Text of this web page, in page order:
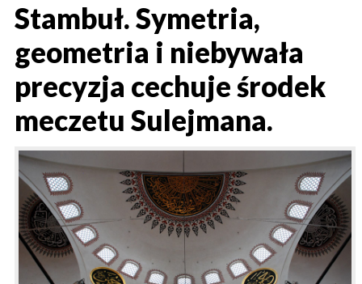
Stambuł. Symetria,
geometria i niebywała
precyzja cechuje środek
meczetu Sulejmana.